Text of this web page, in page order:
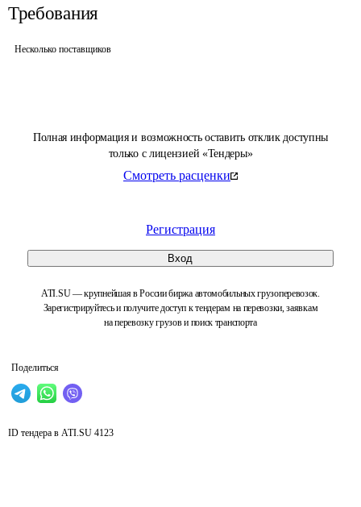
Полная информация и возможность оставить отклик доступны
только с лицензией «Тендеры»
Смотреть расценки
Регистрация
Вход
ATI.SU — крупнейшая в России биржа автомобильных грузоперевозок.
Зарегистрируйтесь и получите доступ к тендерам на перевозки, заявкам
на перевозку грузов и поиск транспорта
Поделиться
Требования
Несколько поставщиков
ID тендера в ATI.SU 4123